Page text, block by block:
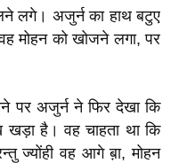
लगे। अजुर्न का हाथ बटुए
मोहन को खोजने लगा, पर
पर अजुर्न ने फिर देखा कि
है। वह चाहता था कि
ज्योंही वह आगे ब़ा, मोहन